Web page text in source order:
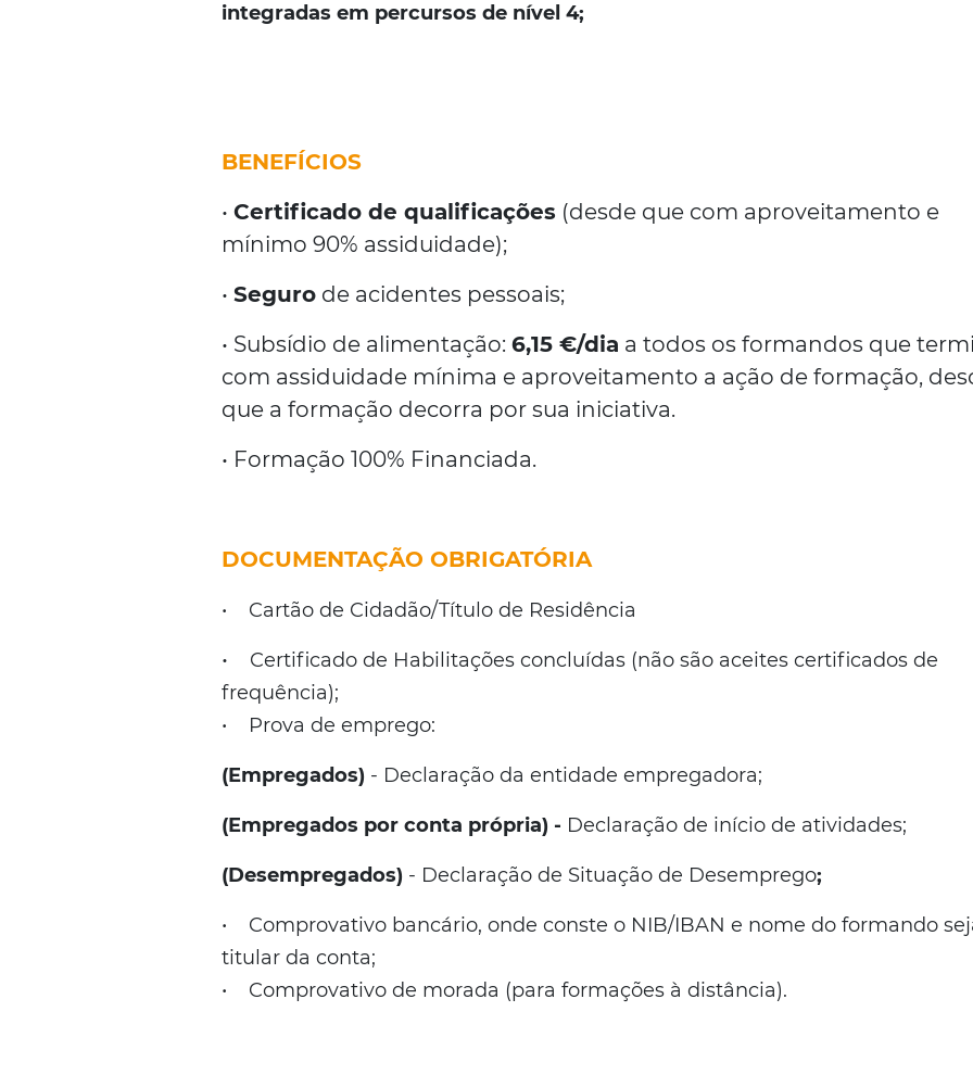
integradas em percursos de nível 4;
BENEFÍCIOS
•Certificado de qualificações (desde que com aproveitamento e
mínimo 90% assiduidade);
•Seguro de acidentes pessoais;
• Subsídio de alimentação:6,15 €/dia a todos os formandos que
com assiduidade mínima e aproveitamento a ação de formação,
que a formação decorra por sua iniciativa.
• Formação 100% Financiada.
DOCUMENTAÇÃO OBRIGATÓRIA
• Cartão de Cidadão/Título de Residência
• Certificado de Habilitações concluídas (não são aceites certificados de
frequência);
• Prova de emprego:
(Empregados) - Declaração da entidade empregadora;
(Empregados por conta própria) - Declaração de início de atividades;
(Desempregados) - Declaração de Situação de Desemprego;
• Comprovativo bancário, onde conste o NIB/IBAN e nome do formando
titular da conta;
• Comprovativo de morada (para formações à distância).